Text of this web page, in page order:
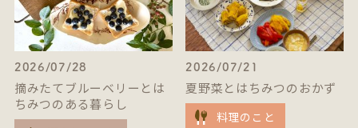
2026/07/28
摘みたてブルーベリーとは
ちみつのある暮らし
2026/07/21
夏野菜とはちみつのおかず
料理のこと